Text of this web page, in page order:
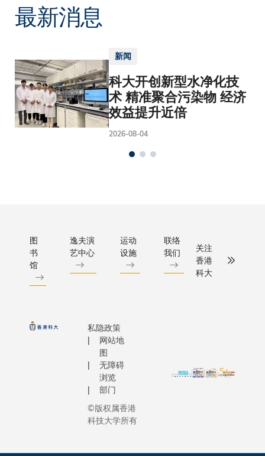
最新消息
新闻
科大开创新型水净化技
术 精准聚合污染物 经济
效益提升近倍
2026-08-04
图
书
馆
逸夫演
艺中心
运动
设施
联络
我们
关注
香港
科大
私隐政策
网站地
图
无障碍
浏览
部门
©版权属香港
科技大学所有